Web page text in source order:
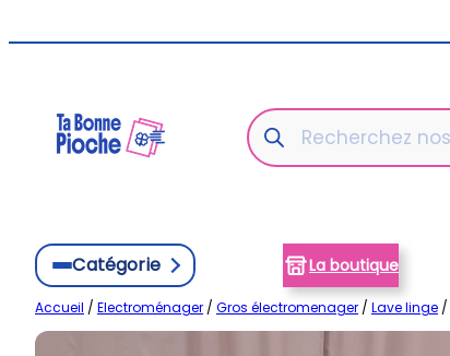
au
Recherche
de
produits
Catégorie La boutique
Accueil / Electroménager / Gros électromenager / Lave linge /